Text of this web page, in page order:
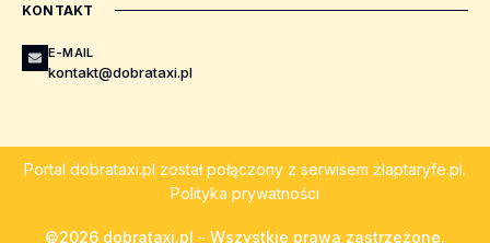
KONTAKT
E-MAIL
kontakt@dobrataxi.pl
Portal dobrataxi.pl został połączony z serwisem zlaptaryfe.pl.
Polityka prywatności
©2026 dobrataxi.pl - Wszystkie prawa zastrzeżone.